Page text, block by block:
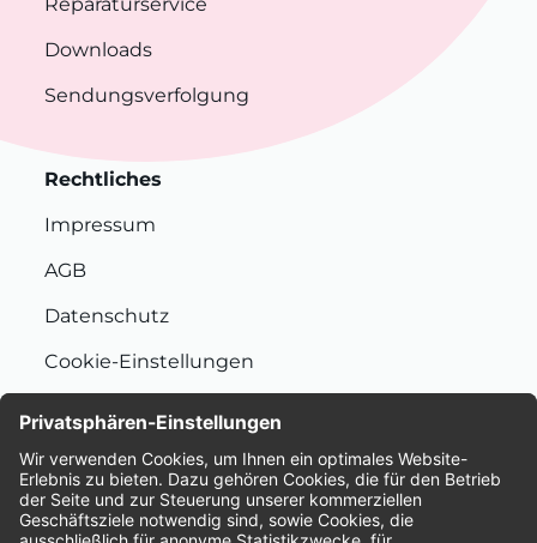
Downloads
Sendungsverfolgung
Rechtliches
Impressum
AGB
Datenschutz
Cookie-Einstellungen
Bewertungen